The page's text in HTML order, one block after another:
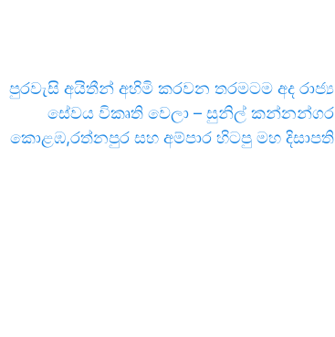
පුරවැසි අයිතීන් අහිමි කරවන තරමටම අද රාජ්‍ය
සේවය විකෘති වෙලා – සුනිල් කන්නන්ගර
කොළඹ,රත්නපුර සහ අම්පාර හිටපු මහ දිසාපති